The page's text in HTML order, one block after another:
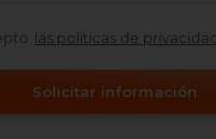
las políticas de
Solicitar información